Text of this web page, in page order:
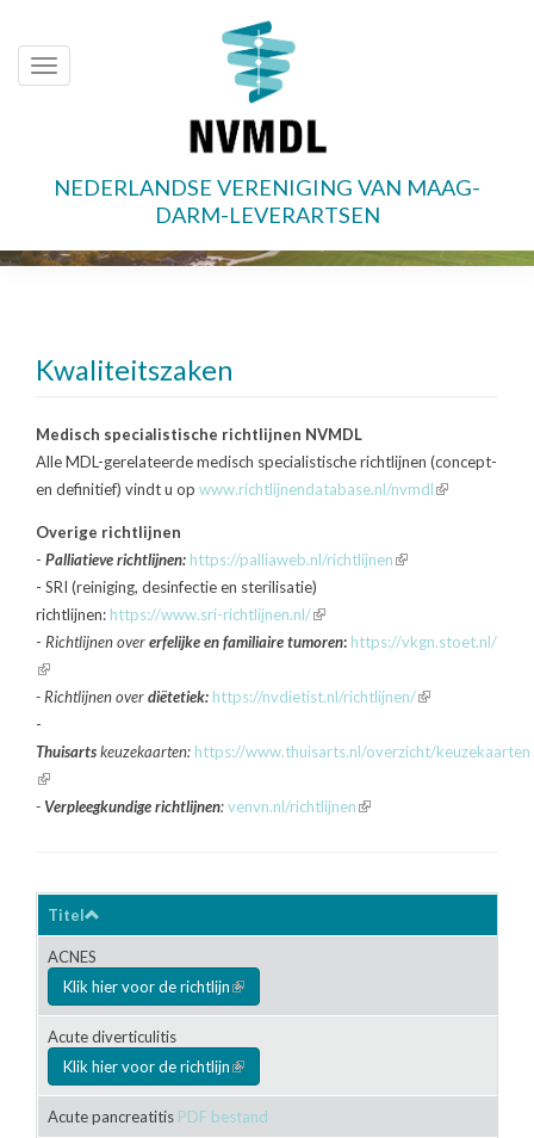
naar
Toggle
NEDERLANDSE VERENIGING VAN MAAG-
DARM-LEVERARTSEN
Kwaliteitszaken
Medisch specialistische richtlijnen NVMDL
Alle MDL-gerelateerde medisch specialistische richtlijnen (concept-
en definitief) vindt u op www.richtlijnendatabase.nl/nvmdl(link
Overige richtlijnen
- Palliatieve richtlijnen: https://palliaweb.nl/richtlijnen(link
- SRI (reiniging, desinfectie en sterilisatie)
richtlijnen: https://www.sri-richtlijnen.nl/(link
is
- Richtlijnen overerfelijke en familiaire tumoren: https://vkgn.stoet.nl/
(link
is
external)
- Richtlijnen overdiëtetiek: https://nvdietist.nl/richtlijnen/(link
external)
-
Thuisartskeuzekaarten: https://www.thuisarts.nl/overzicht/keuzekaarten
(link
is
- Verpleegkundige richtlijnen:venvn.nl/richtlijnen(link
Titel
ACNES
Klik hier voor de richtlijn(link is external)
Acute diverticulitis
Klik hier voor de richtlijn(link is external)
Acute pancreatitis PDF bestand